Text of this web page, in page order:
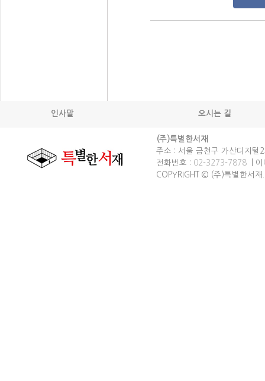
인사말 오시는 길
(주)특별한서재
주소 : 서울 금천구 가산디지
전화번호 : 02-3273-7878 | 이
COPYRIGHT © (주)특별한서